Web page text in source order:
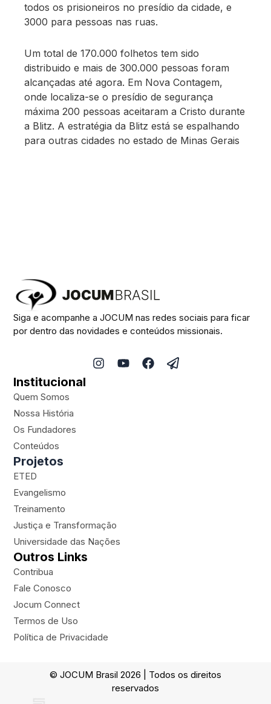
todos os prisioneiros no presídio da cidade, e
3000 para pessoas nas ruas.
Um total de 170.000 folhetos tem sido
distribuido e mais de 300.000 pessoas foram
alcançadas até agora. Em Nova Contagem,
onde localiza-se o presídio de segurança
máxima 200 pessoas aceitaram a Cristo durante
a Blitz. A estratégia da Blitz está se espalhando
para outras cidades no estado de Minas Gerais
Siga e acompanhe a JOCUM nas redes sociais para ficar
por dentro das novidades e conteúdos missionais.
I
n
Y
o
F
a
P
a
Institucional
Quem Somos
Nossa História
Os Fundadores
Conteúdos
Projetos
ETED
Evangelismo
Treinamento
Justiça e Transformação
Universidade das Nações
Outros Links
Contribua
Fale Conosco
Jocum Connect
Termos de Uso
Política de Privacidade
© JOCUM Brasil 2026 | Todos os direitos
reservados